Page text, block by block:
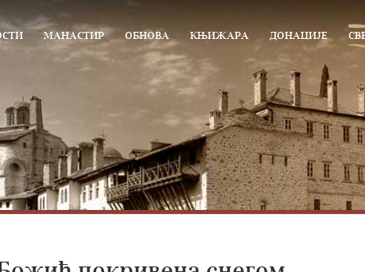
МАНАСТИР ОБНОВА КЊИЖАРА ДОНАЦИЈЕ